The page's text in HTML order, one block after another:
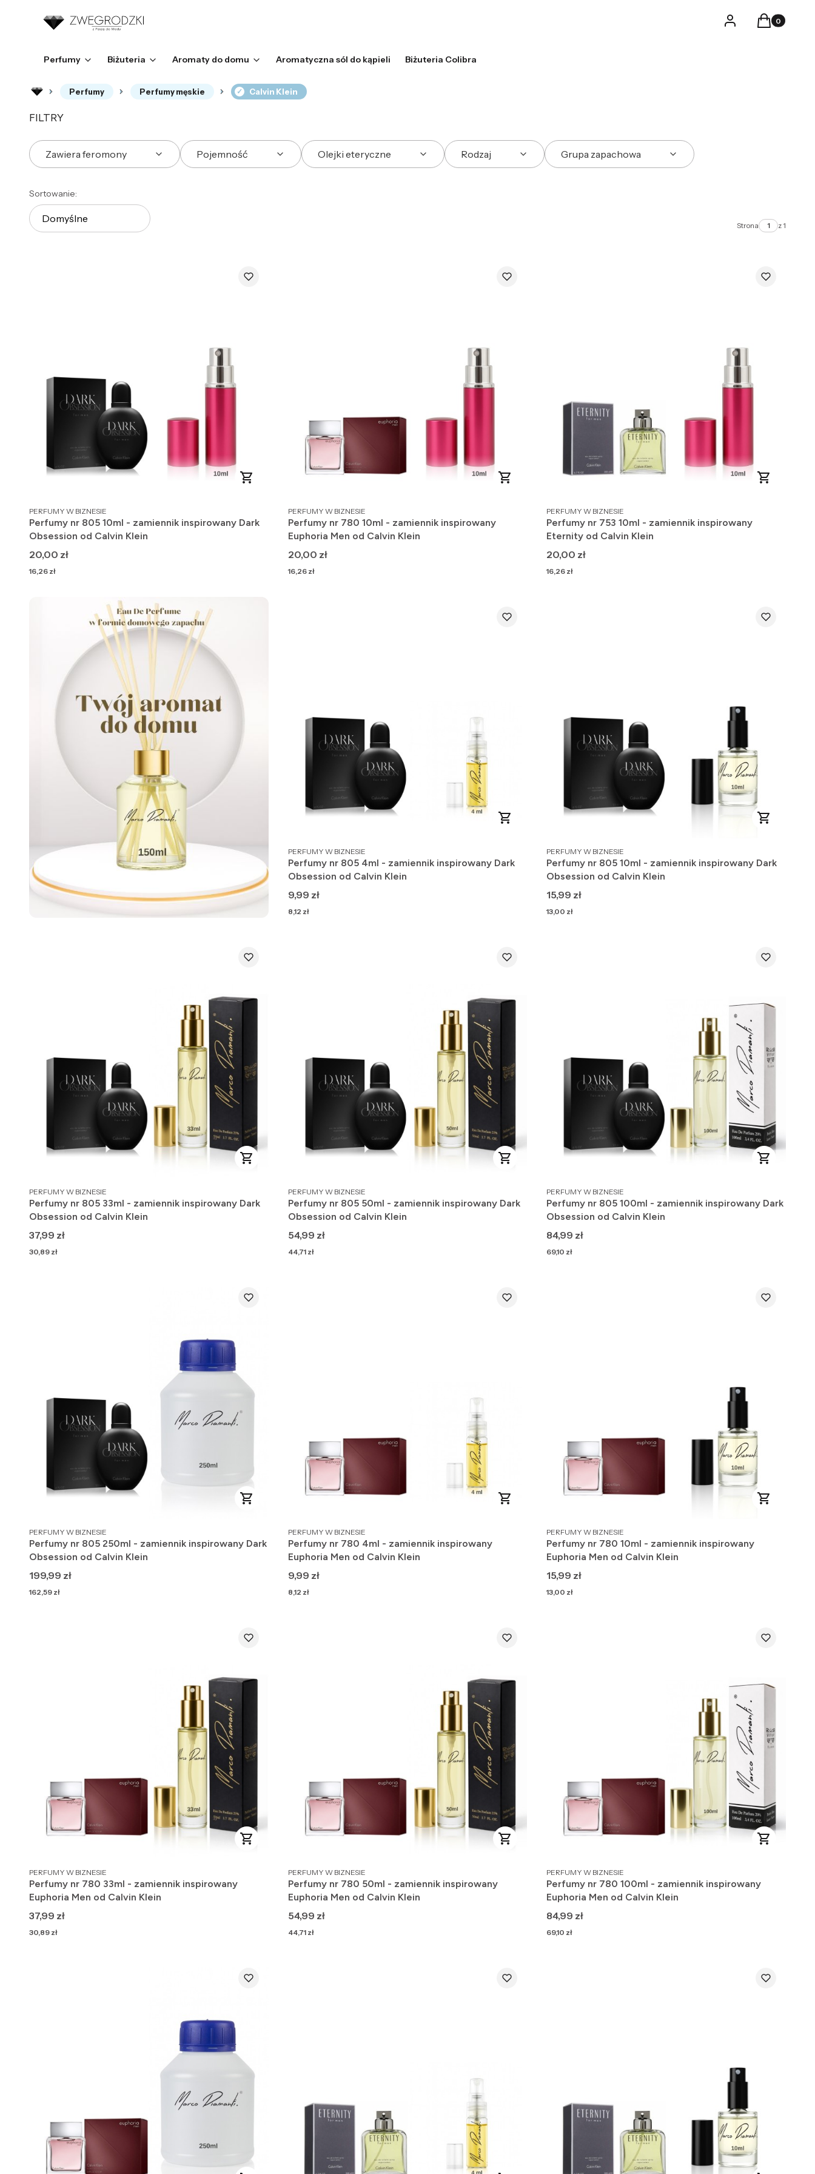
LogowanieProdukty w
Koszyk
Perfumy Biżuteria Aromaty do domu Aromatyczna sól do kąpieli Biżuteria Colibra
Perfumy Perfumy męskie Calvin Klein
FILTRY
Zawiera feromony Pojemność Olejki eteryczne Rodzaj Grupa zapachowa
Lista produktów
Sortowanie:
Domyślne
Strona z 1
PRODUCENT
PERFUMY W BIZNESIE
Perfumy nr 805 10ml - zamiennik inspirowany Dark
Obsession od Calvin Klein
Cena
20,00 zł
Cena
16,26 zł
PRODUCENT
PERFUMY W BIZNESIE
Perfumy nr 780 10ml - zamiennik inspirowany
Euphoria Men od Calvin Klein
Cena
20,00 zł
Cena
16,26 zł
PRODUCENT
PERFUMY W BIZNESIE
Perfumy nr 753 10ml - zamiennik inspirowany
Eternity od Calvin Klein
Cena
20,00 zł
Cena
16,26 zł
PRODUCENT
PERFUMY W BIZNESIE
Perfumy nr 805 4ml - zamiennik inspirowany Dark
Obsession od Calvin Klein
Cena
9,99 zł
Cena
8,12 zł
PRODUCENT
PERFUMY W BIZNESIE
Perfumy nr 805 10ml - zamiennik inspirowany Dark
Obsession od Calvin Klein
Cena
15,99 zł
Cena
13,00 zł
PRODUCENT
PERFUMY W BIZNESIE
Perfumy nr 805 33ml - zamiennik inspirowany Dark
Obsession od Calvin Klein
Cena
37,99 zł
Cena
30,89 zł
PRODUCENT
PERFUMY W BIZNESIE
Perfumy nr 805 50ml - zamiennik inspirowany Dark
Obsession od Calvin Klein
Cena
54,99 zł
Cena
44,71 zł
PRODUCENT
PERFUMY W BIZNESIE
Perfumy nr 805 100ml - zamiennik inspirowany Dark
Obsession od Calvin Klein
Cena
84,99 zł
Cena
69,10 zł
PRODUCENT
PERFUMY W BIZNESIE
Perfumy nr 805 250ml - zamiennik inspirowany Dark
Obsession od Calvin Klein
Cena
199,99 zł
Cena
162,59 zł
PRODUCENT
PERFUMY W BIZNESIE
Perfumy nr 780 4ml - zamiennik inspirowany
Euphoria Men od Calvin Klein
Cena
9,99 zł
Cena
8,12 zł
PRODUCENT
PERFUMY W BIZNESIE
Perfumy nr 780 10ml - zamiennik inspirowany
Euphoria Men od Calvin Klein
Cena
15,99 zł
Cena
13,00 zł
PRODUCENT
PERFUMY W BIZNESIE
Perfumy nr 780 33ml - zamiennik inspirowany
Euphoria Men od Calvin Klein
Cena
37,99 zł
Cena
30,89 zł
PRODUCENT
PERFUMY W BIZNESIE
Perfumy nr 780 50ml - zamiennik inspirowany
Euphoria Men od Calvin Klein
Cena
54,99 zł
Cena
44,71 zł
PRODUCENT
PERFUMY W BIZNESIE
Perfumy nr 780 100ml - zamiennik inspirowany
Euphoria Men od Calvin Klein
Cena
84,99 zł
Cena
69,10 zł